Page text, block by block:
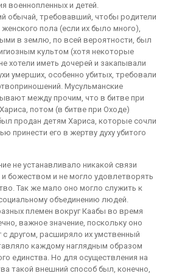
военнопленных и детей.
обычай, требовавший, чтобы родители
пола (если их было много),
в землю, по всей вероятности, был
культом (хотя некоторые
хотели иметь дочерей и закапывали
умерших, особенно убитых, требовали
Мусульманские
между прочим, что в битве при
потом (в битве при Оходе)
продан детям Хариса, которые сочли
принести его в жертву духу убитого
не устанавливало никакой связи
божеством и не могло удовлетворять
Так же мало оно могло служить к
объединению людей.
племен вокруг Каабы во время
важное значение, поскольку оно
с другом, расширяло их умственный
каждому наглядным образом
единства. Но для осуществления на
такой внешний способ был, конечно,